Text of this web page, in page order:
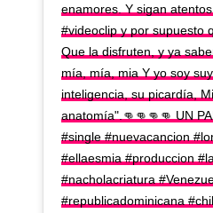
enamores. Y sigan
#videoclip y por supuesto
Que la disfruten, y ya
mía, mía, mia Y yo soy
inteligencia, su picardía,
anatomía".👊👊👊👊 UN
#single #nuevacancion
#ellaesmia #produccion
#nacholacriatura
#republicadominicana